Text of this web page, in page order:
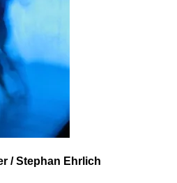
/ Stephan Ehrlich